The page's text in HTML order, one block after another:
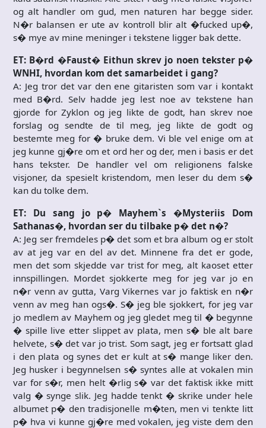
og alt handler om gud, men naturen har begge sider.
N�r balansen er ute av kontroll blir alt �fucked up�,
s� mye av mine meninger i tekstene ligger bak dette.
ET: B�rd �Faust� Eithun skrev jo noen tekster p�
WNHI, hvordan kom det samarbeidet i gang?
A: Jeg tror det var den ene gitaristen som var i kontakt
med B�rd. Selv hadde jeg lest noe av tekstene han
gjorde for Zyklon og jeg likte de godt, han skrev noe
forslag og sendte de til meg, jeg likte de godt og
bestemte meg for � bruke dem. Vi ble vel enige om at
jeg kunne gj�re om et ord her og der, men i basis er det
hans tekster. De handler vel om religionens falske
visjoner, da spesielt kristendom, men leser du dem s�
kan du tolke dem.
ET: Du sang jo p� Mayhem`s �Mysteriis Dom
Sathanas�, hvordan ser du tilbake p� det n�?
A: Jeg ser fremdeles p� det som et bra album og er stolt
av at jeg var en del av det. Minnene fra det er gode,
men det som skjedde var trist for meg, alt kaoset etter
innspillingen. Mordet sjokkerte meg for jeg var jo en
n�r venn av gutta, Varg Vikernes var jo faktisk en n�r
venn av meg han ogs�. S� jeg ble sjokkert, for jeg var
jo medlem av Mayhem og jeg gledet meg til � begynne
� spille live etter slippet av plata, men s� ble alt bare
helvete, s� det var jo trist. Som sagt, jeg er fortsatt glad
i den plata og synes det er kult at s� mange liker den.
Jeg husker i begynnelsen s� syntes alle at vokalen min
var for s�r, men helt �rlig s� var det faktisk ikke mitt
valg � synge slik. Jeg hadde tenkt � skrike under hele
albumet p� den tradisjonelle m�ten, men vi tenkte litt
p� hva vi kunne gj�re med vokalen, jeg viste dem den